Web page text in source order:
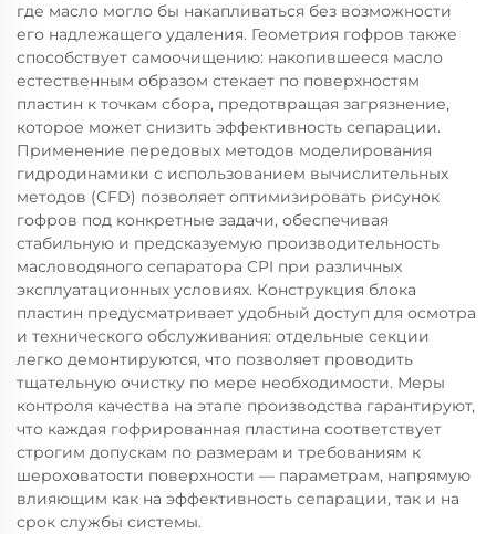
где масло могло бы накапливаться без возможности
его надлежащего удаления. Геометрия гофров также
способствует самоочищению: накопившееся масло
естественным образом стекает по поверхностям
пластин к точкам сбора, предотвращая загрязнение,
которое может снизить эффективность сепарации.
Применение передовых методов моделирования
гидродинамики с использованием вычислительных
методов (CFD) позволяет оптимизировать рисунок
гофров под конкретные задачи, обеспечивая
стабильную и предсказуемую производительность
масловодяного сепаратора CPI при различных
эксплуатационных условиях. Конструкция блока
пластин предусматривает удобный доступ для осмотра
и технического обслуживания: отдельные секции
легко демонтируются, что позволяет проводить
тщательную очистку по мере необходимости. Меры
контроля качества на этапе производства гарантируют,
что каждая гофрированная пластина соответствует
строгим допускам по размерам и требованиям к
шероховатости поверхности — параметрам, напрямую
влияющим как на эффективность сепарации, так и на
срок службы системы.